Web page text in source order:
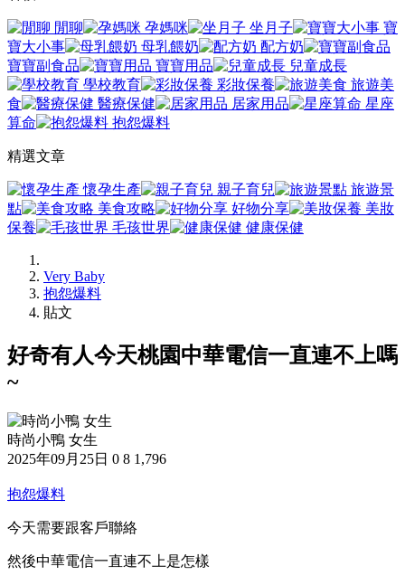
閒聊 孕媽咪 坐月子
寶
寶大小事
母乳餵奶
配方奶
寶寶副食品
寶寶用品
兒童成長
學校教育
彩妝保養
旅遊美
食
醫療保健 居家用品
星座
算命
抱怨爆料
精選文章
懷孕生產 親子育兒
旅遊景
點
美食攻略 好物分享
美妝
保養
毛孩世界 健康保健
Very Baby
抱怨爆料
貼文
好奇有人今天桃園中華電信一直連不上嗎
~
時尚小鴨 女生
2025年09月25日 0 8 1,796
抱怨爆料
今天需要跟客戶聯絡
然後中華電信一直連不上是怎樣